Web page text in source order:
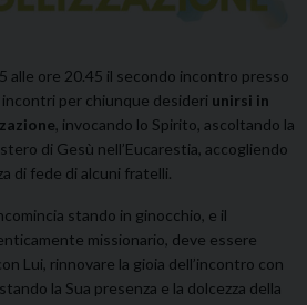
alle ore 20.45 il secondo incontro presso
incontri per chiunque desideri unirsi in
, invocando lo Spirito, ascoltando la
di Gesù nell’Eucarestia, accogliendo
di fede di alcuni fratelli.
stando in ginocchio, e il
missionario, deve essere
Lui, rinnovare la gioia dell’incontro con
la Sua presenza e la dolcezza della